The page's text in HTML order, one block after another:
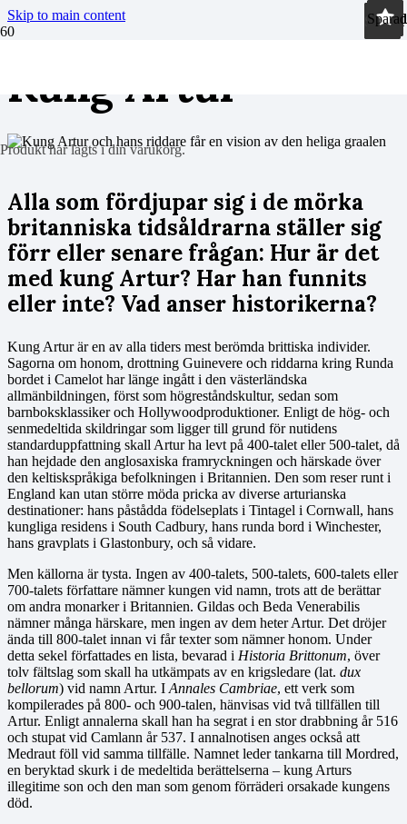
Skip to main content
Produkthar lagts i din varukorg.
Kung Artur
Alla som fördjupar sig i de mörka
britanniska tidsåldrarna ställer sig
förr eller senare frågan: Hur är det
med kung Artur? Har han funnits
eller inte? Vad anser historikerna?
Kung Artur är en av alla tiders mest berömda brittiska individer.
Sagorna om honom, drottning Guinevere och riddarna kring Runda
bordet i Camelot har länge ingått i den västerländska
allmänbildningen, först som högreståndskultur, sedan som
barnboksklassiker och Hollywoodproduktioner. Enligt de hög- och
senmedeltida skildringar som ligger till grund för nutidens
standarduppfattning skall Artur ha levt på 400-talet eller 500-talet, då
han hejdade den anglosaxiska framryckningen och härskade över
den keltiskspråkiga befolkningen i Britannien. Den som reser runt i
England kan utan större möda pricka av diverse arturianska
destinationer: hans påstådda födelseplats i Tintagel i Cornwall, hans
kungliga residens i South Cadbury, hans runda bord i Winchester,
hans gravplats i Glastonbury, och så vidare.
Men källorna är tysta. Ingen av 400-talets, 500-talets, 600-talets eller
700-talets författare nämner kungen vid namn, trots att de berättar
om andra monarker i Britannien. Gildas och Beda Venerabilis
nämner många härskare, men ingen av dem heter Artur. Det dröjer
ända till 800-talet innan vi får texter som nämner honom. Under
detta sekel författades en lista, bevarad i Historia Brittonum, över
tolv fältslag som skall ha utkämpats av en krigsledare (lat. dux
bellorum) vid namn Artur. I Annales Cambriae, ett verk som
kompilerades på 800- och 900-talen, hänvisas vid två tillfällen till
Artur. Enligt annalerna skall han ha segrat i en stor drabbning år 516
och stupat vid Camlann år 537. I annalnotisen anges också att
Medraut föll vid samma tillfälle. Namnet leder tankarna till Mordred,
en beryktad skurk i de medeltida berättelserna – kung Arturs
illegitime son och den man som genom förräderi orsakade kungens
död.
Sparad
Sparad
Sparad
Sparad
Sparad
Sparad
Sparad
Sparad
Sparad
Sparad
Sparad
Sparad
Sparad
Sparad
Sparad
Sparad
Sparad
Sparad